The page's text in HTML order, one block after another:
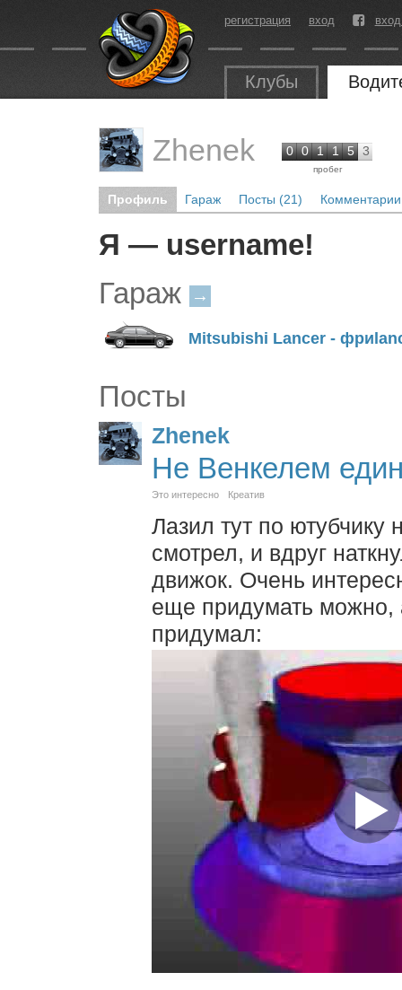
регистрация вход
Клубы
Zhenek 0 0 1 1 5 3
пробег
Профиль Гараж Посты (21)
Я — username!
Гараж
→
Mitsubishi Lancer -
Посты
Zhenek
Не Венкелем
Это интересно Креатив
Лазил тут по ютубчику
смотрел, и вдруг
движок. Очень
еще придумать можно,
придумал: